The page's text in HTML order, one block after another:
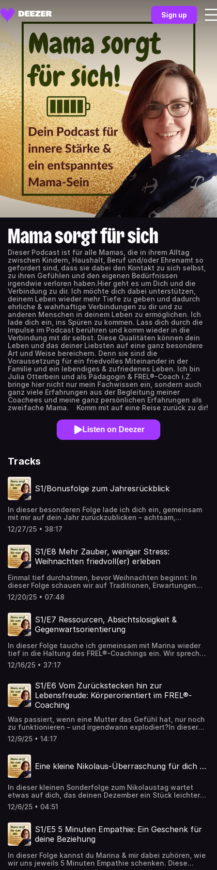
Sign up
Mama sorgt für sich
Dieser Podcast ist für alle Mamas, die in ihrem Alltag
zwischen Kindern, Haushalt, Beruf und/oder Ehrenamt so
gefordert sind, dass sie dabei den Kontakt zu sich selbst,
zu ihren Gefühlen und den eigenen Bedürfnissen
irgendwie verloren haben.Hier geht es um Dich und die
Verbindung zu dir. Ich möchte dich dabei unterstützen,
deinem Leben wieder mehr Tiefe zu geben und dadurch
ehrliche & wahrhaftige Verbindungen zu dir und zu
anderen Menschen in deinem Leben zu ermöglichen. Ich
lade dich ein, ins Spüren zu kommen. Lass dich durch die
Impulse im Podcast berühren und komm wieder in die
Verbindung mit dir selbst. Diese Qualitäten können dein
Leben und das deiner Liebsten auf eine ganz besondere
Art und Weise bereichern. Denn sie sind die
Voraussetzung für ein friedvolles Miteinander in der
Familie und ein lebendiges & zufriedenes Leben. Ich bin
Julia Otterbein und als Pädagogin & FREL®-Coach i.Z.
bringe hier nicht nur mein Fachwissen ein, sondern auch
ganz viele Erfahrungen aus der Begleitung meiner
Coachees und meine ganz persönlichen Erfahrungen als
zweifache Mama. Komm mit auf eine Reise zurück zu dir!
Listen on Deezer
Tracks
S1/Bonusfolge zum Jahresrückblick
In dieser besonderen Folge lade ich dich ein, gemeinsam
mit mir auf dein Jahr zurückzublicken – achtsam,
körperverbunden und in deinem eigenen Tempo.Es geht
nicht darum, perfekte Antworten zu finden oder etwas
Moment zu schenken: zum Innehalten, Spüren und
liebevollen Ausrichten. Mach es dir mit Papier, Stift und
einer Tasse Tee gemütlich – und lass dich von mir Schritt
12/27/25 • 38:17
S1/E8 Mehr Zauber, weniger Stress:
Weihnachten friedvoll(er) erleben
Einmal tief durchatmen, bevor Weihnachten beginnt: In
dieser Folge schauen wir auf Traditionen, Erwartungen
und kleine Entscheidungen, die dein Weihnachtsfest
leichter, präsenter und friedvoller machen können.
dadurch schöner. 🎄✨
12/20/25 • 07:48
S1/E7 Ressourcen, Absichtslosigkeit &
Gegenwartsorientierung
In dieser Folge tauche ich gemeinsam mit Marina wieder
tief in die Haltung des FREL®-Coachings ein. Wir sprechen
über drei Begriffe, die unsere Arbeit prägen –
Ressourcenorientierung, Absichtslosigkeit und Erlaubnis –
begegnet sind. Du erfährst, warum dein innerer „Bioladen“
vielleicht schon viel mehr zu bieten hat, als du denkst,
und weshalb Absichtslosigkeit eine der sanftesten und
zugleich schwierigsten Qualitäten im Coaching sein
kann. Ein Gespräch voller Wärme, Lachen, Erkenntnisse &
Nähe.
12/16/25 • 37:17
S1/E6 Vom Zurückstecken hin zur
Lebensfreude: Körperorientiert im FREL®-
Coaching
Was passiert, wenn eine Mutter das Gefühl hat, nur noch
zu funktionieren – und irgendwann explodiert?In dieser
Folge zeige ich dir am Beispiel von Sabine, wie ein
ganzheitliches, körperorientiertes Coaching Wege zu mehr
12/9/25 • 14:17
Eine kleine Nikolaus-Überraschung für dich …
In dieser kleinen Sonderfolge zum Nikolaustag wartet
etwas auf dich, das deinen Dezember ein Stück leichter
machen darf.Etwas, das dir Raum gibt zum Durchatmen,
zum Spüren, zum Auftanken.Und das nur für kurze Zeit
geworden bist auf FREL®-Coaching – dann hör unbedingt
rein.
12/6/25 • 04:51
S1/E5 5 Minuten Empathie: Ein Geschenk für
deine Beziehung
In dieser Folge kannst du Marina & mir dabei zuhören, wie
wir uns jeweils 5 Minuten Empathie schenken. Diese